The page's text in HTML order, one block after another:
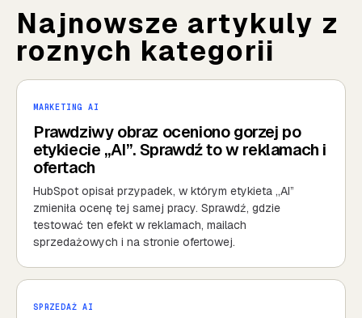
Najnowsze artykuly z
roznych kategorii
MARKETING AI
Prawdziwy obraz oceniono gorzej po
etykiecie „AI”. Sprawdź to w reklamach i
ofertach
HubSpot opisał przypadek, w którym etykieta „AI”
zmieniła ocenę tej samej pracy. Sprawdź, gdzie
testować ten efekt w reklamach, mailach
sprzedażowych i na stronie ofertowej.
SPRZEDAŻ AI